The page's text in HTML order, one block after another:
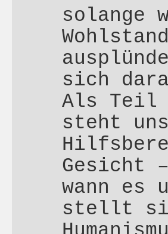
solange
sich
Als Teil
steht
Gesicht
wann
stellt